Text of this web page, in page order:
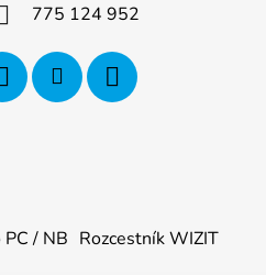
775 124 952
/ NB Rozcestník WIZIT